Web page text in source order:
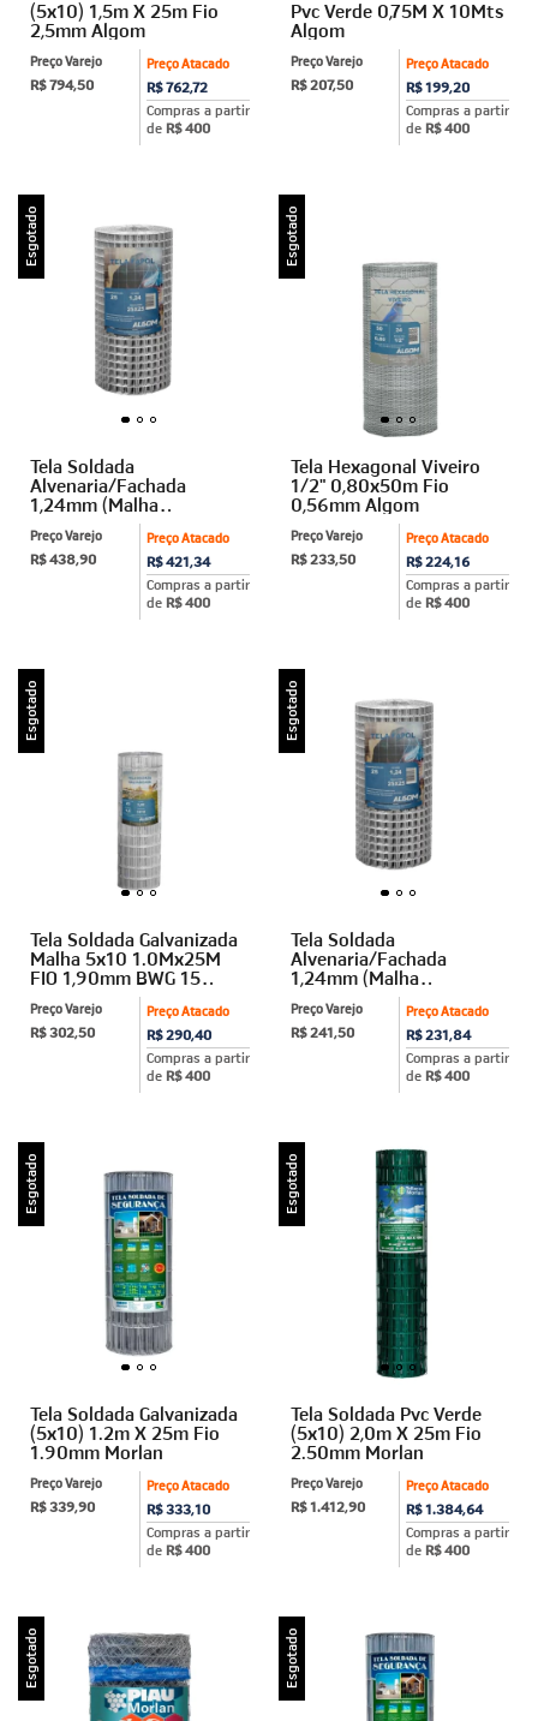
(5x10) 1,5m X 25m Fio
2,5mm Algom
Preço Atacado
R$ 762,72
Compras a partir
de R$ 400
Preço Varejo
R$ 794,50
Pvc Verde 0,75M X 10Mts
Algom
Preço Atacado
R$ 199,20
Compras a partir
de R$ 400
Preço Varejo
R$ 207,50
Esgotado
Tela Soldada
Alvenaria/Fachada
1,24mm (Malha
2,5x2,5cm) 1m X 25m
Algom
Preço Atacado
R$ 421,34
Compras a partir
de R$ 400
Preço Varejo
R$ 438,90
Esgotado
Tela Hexagonal Viveiro
1/2" 0,80x50m Fio
0,56mm Algom
Preço Atacado
R$ 224,16
Compras a partir
de R$ 400
Preço Varejo
R$ 233,50
Esgotado
Tela Soldada Galvanizada
Malha 5x10 1.0Mx25M
FIO 1,90mm BWG 15
Algom
Preço Atacado
R$ 290,40
Compras a partir
de R$ 400
Preço Varejo
R$ 302,50
Esgotado
Tela Soldada
Alvenaria/Fachada
1,24mm (Malha
2,5x2,5cm) 0,5m X 25m
Algom
Preço Atacado
R$ 231,84
Compras a partir
de R$ 400
Preço Varejo
R$ 241,50
Esgotado
Tela Soldada Galvanizada
(5x10) 1.2m X 25m Fio
1.90mm Morlan
Preço Atacado
R$ 333,10
Compras a partir
de R$ 400
Preço Varejo
R$ 339,90
Esgotado
Tela Soldada Pvc Verde
(5x10) 2,0m X 25m Fio
2.50mm Morlan
Preço Atacado
R$ 1.384,64
Compras a partir
de R$ 400
Preço Varejo
R$ 1.412,90
Esgotado Esgotado